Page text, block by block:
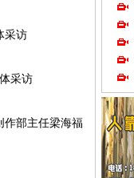
采访
采访
作部主任梁海福